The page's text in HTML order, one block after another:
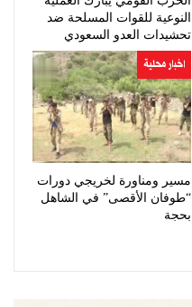
النوعية للقوات المسلحة ضد
تحشيدات العدو السعودي
اخبار محلية
مسير ومناورة لخريجي دورات
“طوفان الأقصى” في الشاهل
بحجة